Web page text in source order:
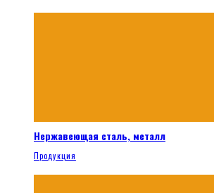
Нержавеющая сталь, металл
Продукция